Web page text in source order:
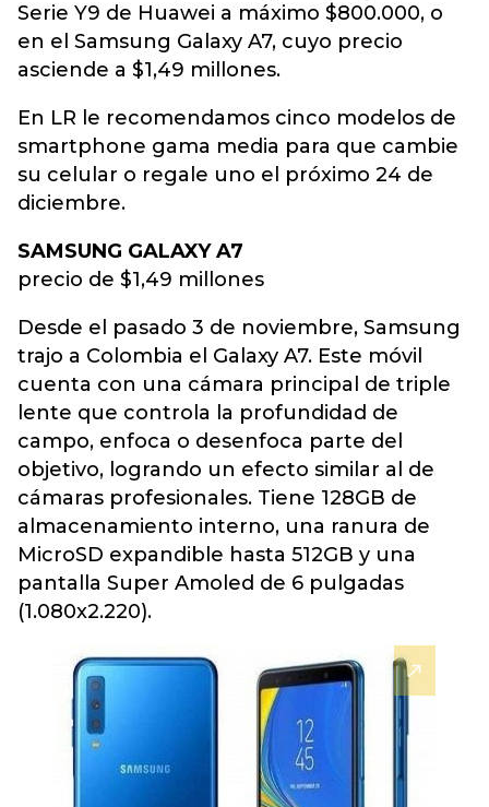
Serie Y9 de Huawei a máximo $800.000, o
en el Samsung Galaxy A7, cuyo precio
asciende a $1,49 millones.
En LR le recomendamos cinco modelos de
smartphone gama media para que cambie
su celular o regale uno el próximo 24 de
diciembre.
SAMSUNG GALAXY A7
precio de $1,49 millones
Desde el pasado 3 de noviembre, Samsung
trajo a Colombia el Galaxy A7. Este móvil
cuenta con una cámara principal de triple
lente que controla la profundidad de
campo, enfoca o desenfoca parte del
objetivo, logrando un efecto similar al de
cámaras profesionales. Tiene 128GB de
almacenamiento interno, una ranura de
MicroSD expandible hasta 512GB y una
pantalla Super Amoled de 6 pulgadas
(1.080x2.220).